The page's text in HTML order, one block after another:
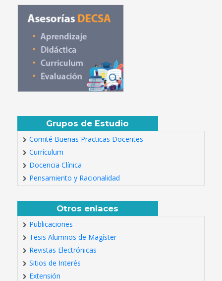
Grupos de Estudio
Comité Buenas Practicas Docentes
Currículum
Docencia Clínica
Pensamiento y Racionalidad
Otros enlaces
Publicaciones
Tesis Alumnos de Magíster
Revistas Electrónicas
Sitios de Interés
Extensión